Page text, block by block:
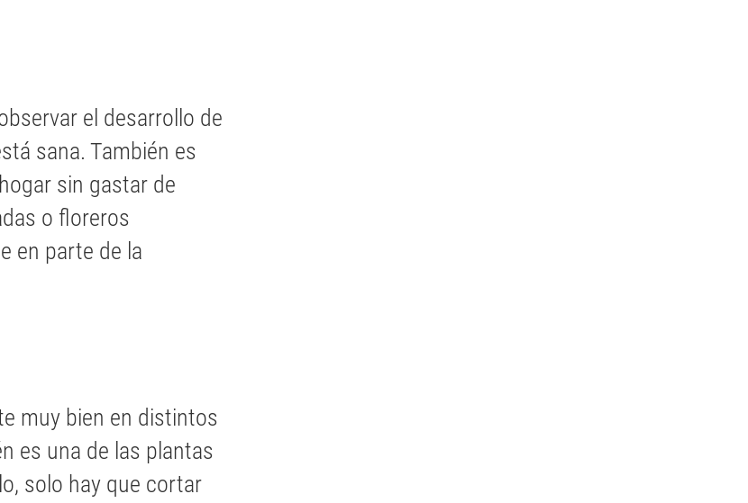
el desarrollo de
sana. También es
sin gastar de
o floreros
en parte de la
muy bien en distintos
es una de las plantas
solo hay que cortar